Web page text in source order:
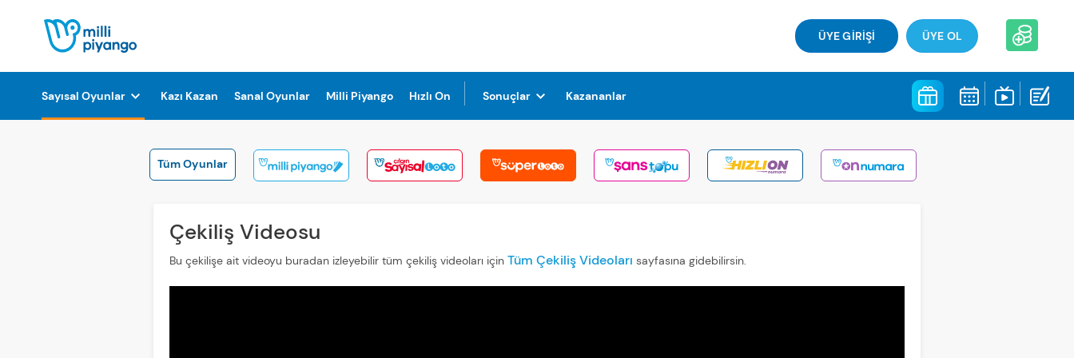
ÜYE GİRİŞİ ÜYE OL
Sayısal Oyunlar Kazı Kazan Sanal Oyunlar Milli Piyango Hızlı On Sonuçlar Kazananlar
Tüm Oyunlar
Çekiliş Videosu
Bu çekilişe ait videoyu buradan izleyebilir tüm çekiliş videoları için Tüm Çekiliş Videoları sayfasına gidebilirsin.